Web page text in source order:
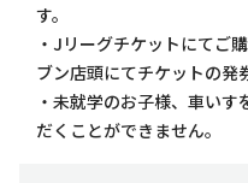
す。
・Jリーグチケットにてご
ブン店頭にてチケットの発
・未就学のお子様、車い
だくことができません。